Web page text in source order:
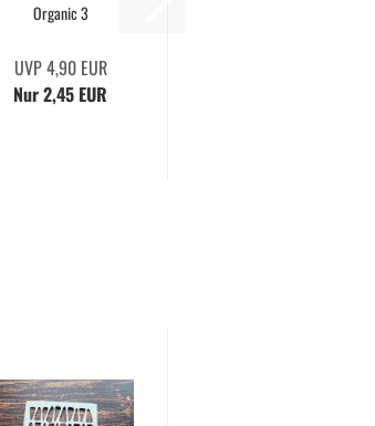
Organic 3
UVP 4,90 EUR
Nur 2,45 EUR